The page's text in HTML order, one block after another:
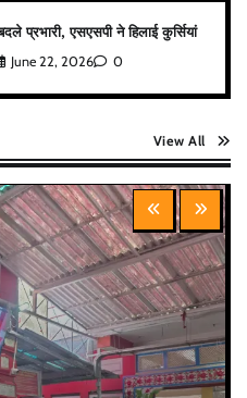
प्रभारी, एसएसपी ने हिलाई कुर्सियां
June 22, 2026 0
View All